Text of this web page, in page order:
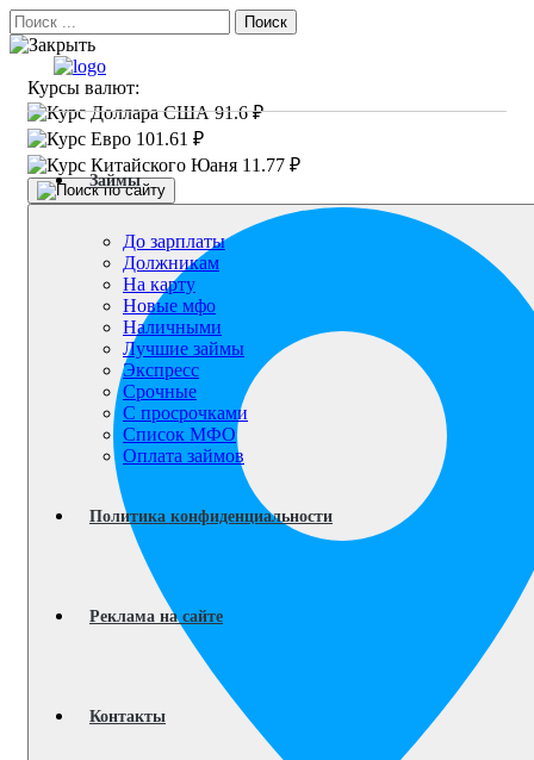
Поиск
Курсы валют:
91.6 ₽
101.61 ₽
11.77 ₽
Займы
До зарплаты
Должникам
На карту
Новые мфо
Наличными
Лучшие займы
Экспресс
Срочные
С просрочками
Список МФО
Оплата займов
Политика конфиденциальности
Реклама на сайте
Контакты